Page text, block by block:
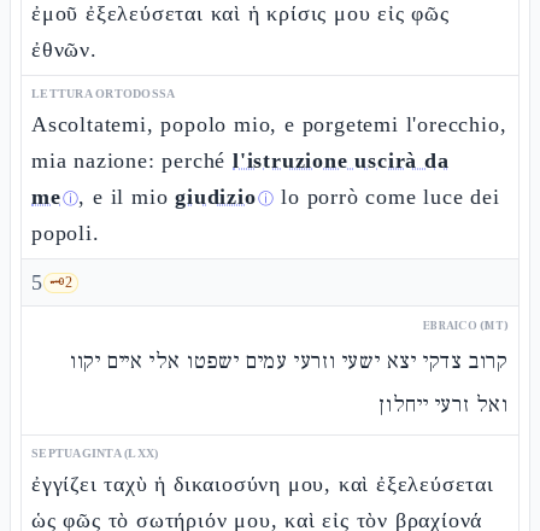
ἐμοῦ ἐξελεύσεται καὶ ἡ κρίσις μου εἰς φῶς
ἐθνῶν.
LETTURA ORTODOSSA
Ascoltatemi, popolo mio, e porgetemi l'orecchio,
mia nazione: perchél'istruzione uscirà da
meⓘ, e il miogiudizioⓘ lo porrò come luce dei
popoli.
5 🗝️2
EBRAICO (MT)
קרוב צדקי יצא ישעי וזרעי עמים ישפטו אלי איים יקוו
ואל זרעי ייחלון
SEPTUAGINTA (LXX)
ἐγγίζει ταχὺ ἡ δικαιοσύνη μου, καὶ ἐξελεύσεται
ὡς φῶς τὸ σωτήριόν μου, καὶ εἰς τὸν βραχίονά